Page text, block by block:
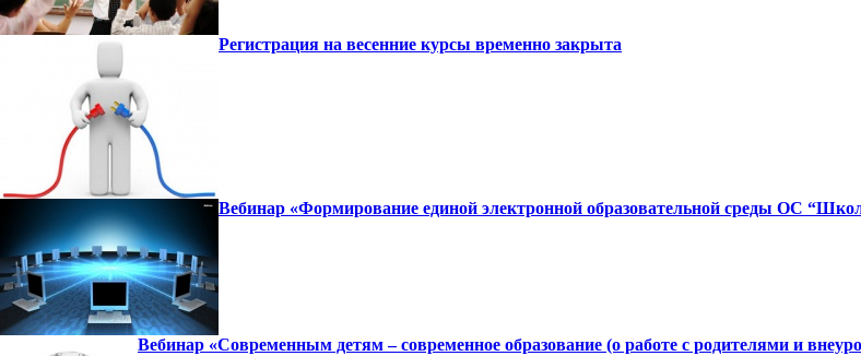
Регистрация на весенние курсы временно закрыта
Вебинар «Формирование единой электронной образовательной среды ОС
Вебинар «Современным детям – современное образование (о работе с родителями и